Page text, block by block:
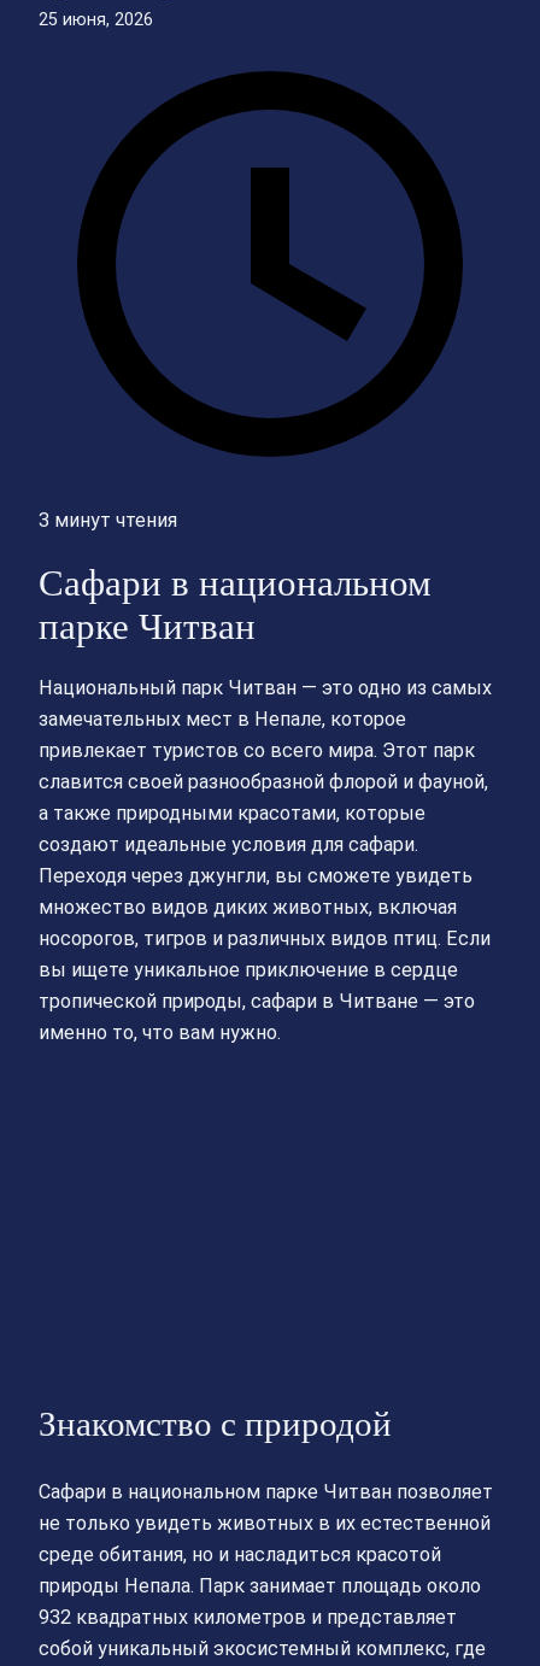
25 июня, 2026
3 минут чтения
Сафари в национальном
парке Читван
Национальный парк Читван — это одно из самых
замечательных мест в Непале, которое
привлекает туристов со всего мира. Этот парк
славится своей разнообразной флорой и фауной,
а также природными красотами, которые
создают идеальные условия для сафари.
Переходя через джунгли, вы сможете увидеть
множество видов диких животных, включая
носорогов, тигров и различных видов птиц. Если
вы ищете уникальное приключение в сердце
тропической природы, сафари в Читване — это
именно то, что вам нужно.
Знакомство с природой
Сафари в национальном парке Читван позволяет
не только увидеть животных в их естественной
среде обитания, но и насладиться красотой
природы Непала. Парк занимает площадь около
932 квадратных километров и представляет
собой уникальный экосистемный комплекс, где